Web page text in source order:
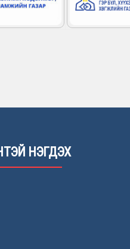
НЭГДЭХ